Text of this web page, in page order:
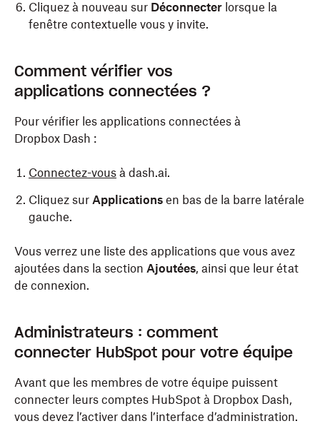
Cliquez à nouveau sur Déconnecter lorsque la
fenêtre contextuelle vous y invite.
Comment vérifier vos
applications connectées ?
Pour vérifier les applications connectées à
Dropbox Dash :
Connectez-vous à dash.ai.
Cliquez sur Applications en bas de la barre latérale
gauche.
Vous verrez une liste des applications que vous avez
ajoutées dans la section Ajoutées, ainsi que leur état
de connexion.
Administrateurs : comment
connecter HubSpot pour votre équipe
Avant que les membres de votre équipe puissent
connecter leurs comptes HubSpot à Dropbox Dash,
vous devez l’activer dans l’interface d’administration.